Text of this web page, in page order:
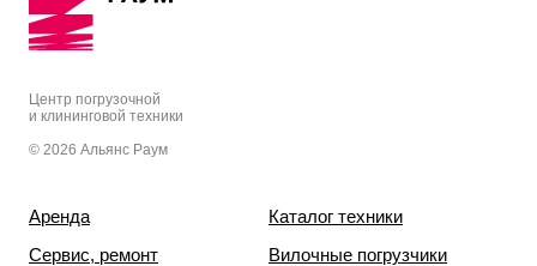
Центр погрузочной
и клининговой техники
© 2026 Альянс Раум
Аренда
Сервис, ремонт
Каталог техники
Вилочные погрузчики